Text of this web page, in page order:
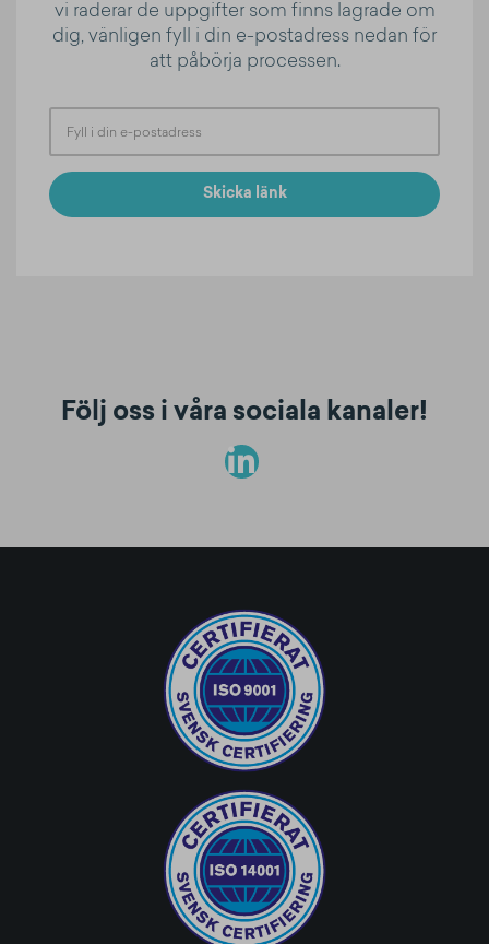
vi raderar de uppgifter som finns lagrade om
dig, vänligen fyll i din e-postadress nedan för
att påbörja processen.
Skicka länk
Följ oss i våra sociala kanaler!